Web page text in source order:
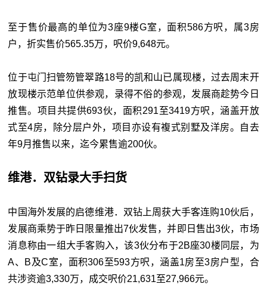
至于售价最高的单位为3座9楼G室，面积586方呎，属3房
户，折实售价565.35万，呎价9,648元。
位于屯门扫管笏管翠路18号的凯和山已属现楼，过去周末开
放现楼示范单位供参观，录得不俗的参观，发展商趁势今日
推售。项目共提供693伙，面积291至3419方呎，涵盖开放
式至4房，除分层户外，项目亦设有複式别墅及洋房。自去
年9月推售以来，迄今累售逾200伙。
维港．双钻录大手扫货
中国海外发展的启德维港．双钻上周获大手客连购10伙后，
发展商乘势于昨日限量推出7伙发售，并即日售出3伙，市场
消息称由一组大手客购入，该3伙分布于2B座30楼同层，为
A、B及C室，面积306至593方呎，涵盖1房至3房户型，合
共涉资逾3,330万，成交呎价21,631至27,966元。